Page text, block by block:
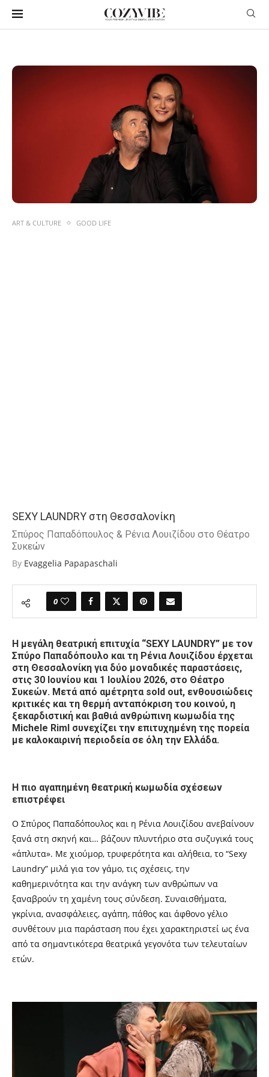
ART & CULTURE GOOD LIFE
SEXY LAUNDRY στη Θεσσαλονίκη
Σπύρος Παπαδόπουλος & Ρένια Λουιζίδου στο Θέατρο
Συκεών
By Evaggelia Papapaschali
0
Η μεγάλη θεατρική επιτυχία “SEXY LAUNDRY” με τον
Σπύρο Παπαδόπουλο και τη Ρένια Λουιζίδου έρχεται
στη Θεσσαλονίκη για δύο μοναδικές παραστάσεις,
στις 30 Ιουνίου και 1 Ιουλίου 2026, στο Θέατρο
Συκεών. Μετά από αμέτρητα sold out, ενθουσιώδεις
κριτικές και τη θερμή ανταπόκριση του κοινού, η
ξεκαρδιστική και βαθιά ανθρώπινη κωμωδία της
Michele Riml συνεχίζει την επιτυχημένη της πορεία
με καλοκαιρινή περιοδεία σε όλη την Ελλάδα.
Η πιο αγαπημένη θεατρική κωμωδία σχέσεων
επιστρέφει
Ο Σπύρος Παπαδόπουλος και η Ρένια Λουιζίδου ανεβαίνουν
ξανά στη σκηνή και… βάζουν πλυντήριο στα συζυγικά τους
«άπλυτα». Με χιούμορ, τρυφερότητα και αλήθεια, το “Sexy
Laundry” μιλά για τον γάμο, τις σχέσεις, την
καθημερινότητα και την ανάγκη των ανθρώπων να
ξαναβρούν τη χαμένη τους σύνδεση. Συναισθήματα,
γκρίνια, ανασφάλειες, αγάπη, πάθος και άφθονο γέλιο
συνθέτουν μια παράσταση που έχει χαρακτηριστεί ως ένα
από τα σημαντικότερα θεατρικά γεγονότα των τελευταίων
ετών.